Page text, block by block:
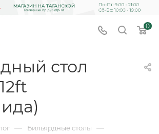
0
стол
— Бильярдные столы —